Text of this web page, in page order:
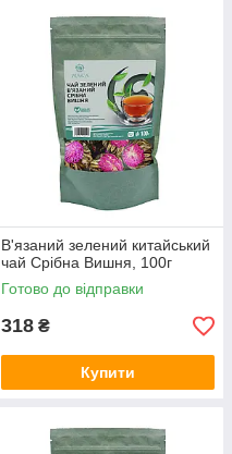
В'язаний зелений китайський
чай Срібна Вишня, 100г
Готово до відправки
318 ₴
Купити